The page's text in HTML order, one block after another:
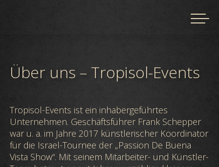
Über uns – Tropisol-Events
Tropisol-Events ist ein inhabergeführtes
Unternehmen. Geschäftsführer Frank Schepper
war u. a. im Jahre 2017 künstlerischer Koordinator
für die Israel-Tournee der „Passion De Buena
Vista Show“. Mit seinem Mitarbeiter- und Künstler-